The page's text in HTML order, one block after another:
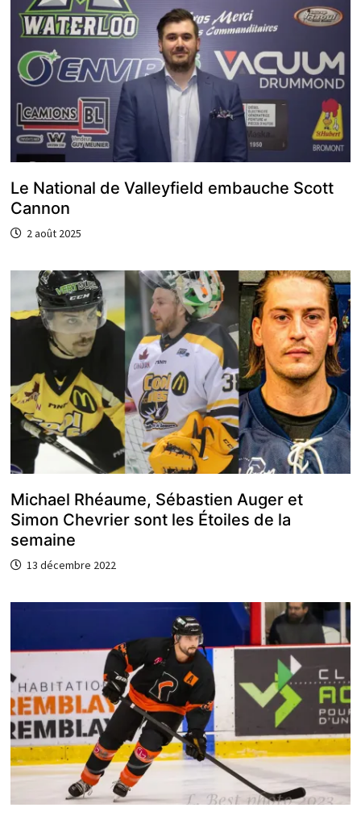
Le National de Valleyfield embauche Scott
Cannon
2 août 2025
Michael Rhéaume, Sébastien Auger et
Simon Chevrier sont les Étoiles de la
semaine
13 décembre 2022